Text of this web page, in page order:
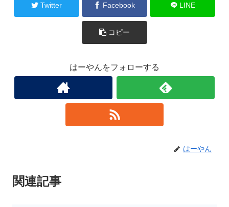
Twitter Facebook LINE
コピー
はーやんをフォローする
はーやん
関連記事